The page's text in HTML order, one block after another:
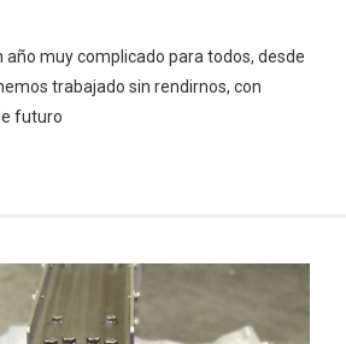
año muy complicado para todos, desde
hemos trabajado sin rendirnos, con
futuro